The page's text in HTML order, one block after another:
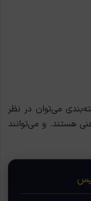
می‌توان در نظر
هستند. و می‌توانند